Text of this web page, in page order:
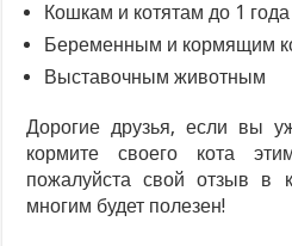
Кошкам и котятам до 1 года
Беременным и кормящим
Выставочным животным
Дорогие друзья, если вы
кормите своего кота
пожалуйста свой отзыв в
многим будет полезен!